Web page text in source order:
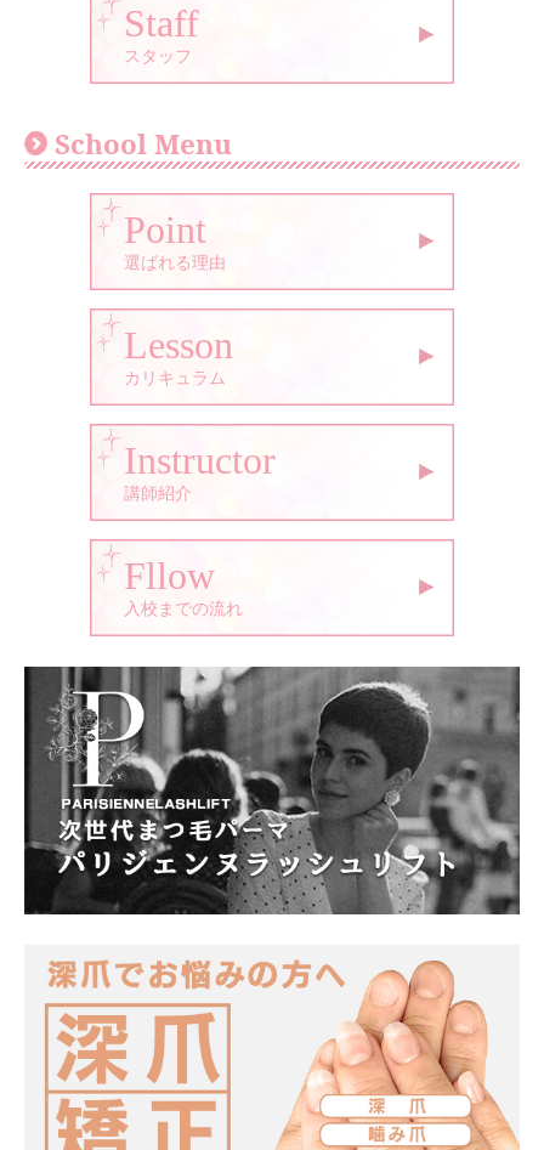
Staff
スタッフ
School Menu
Point
選ばれる理由
Lesson
カリキュラム
Instructor
講師紹介
Fllow
入校までの流れ